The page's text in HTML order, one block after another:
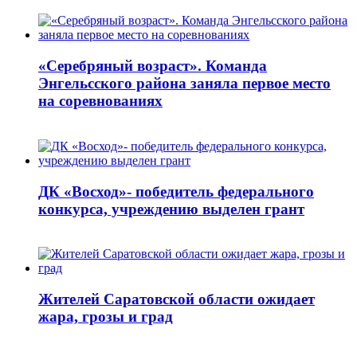
«Серебряный возраст». Команда
Энгельсского района заняла первое место
на соревнованиях
ДК «Восход»- победитель федерального
конкурса, учреждению выделен грант
Жителей Саратовской области ожидает
жара, грозы и град